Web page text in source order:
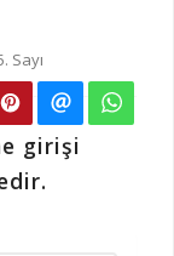
Sayı
girişi